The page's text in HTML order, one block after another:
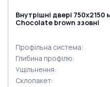
Внутрішні двері 750x2150
Chocolate brown ззовні
Профільна система:
Глибина профілю:
Ущільнення:
Склопакет: